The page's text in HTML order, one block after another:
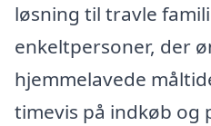
løsning til travle
enkeltpersoner, der
hjemmelavede
timevis på indkøb og